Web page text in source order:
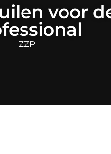
voor
ZZP